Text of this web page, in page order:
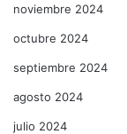
noviembre 2024
octubre 2024
septiembre 2024
agosto 2024
julio 2024